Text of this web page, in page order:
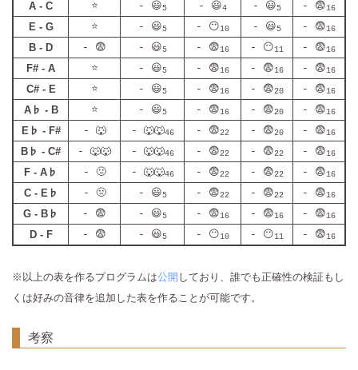
A - C ⭐ - 😃5 - 😃4 - 😃5 - 😨16
E - G ⭐ - 😃5 - 😶10 - 😃5 - 😨16
B - D - 😨 - 😃5 - 😨16 - 😶11 - 😨16
F# - A ⭐ - 😃5 - 😨16 - 😨16 - 😨16
C# - E ⭐ - 😃5 - 😨16 - 😨20 - 😨16
A♭ - B ⭐ - 😃5 - 😨16 - 😨20 - 😨16
E♭ - F# - 🐺 - 🐺🐺46 - 😨22 - 😨20 - 😨16
B♭ - C# - 🐺🐺 - 🐺🐺46 - 😨22 - 😨22 - 😨16
F - A♭ - 🤢 - 🐺🐺46 - 😨22 - 😨22 - 😨16
C - E♭ - 🤢 - 😃5 - 😨22 - 😨22 - 😨16
G - B♭ - 😨 - 😃5 - 😨16 - 😨16 - 😨16
D - F - 😨 - 😃5 - 😶10 - 😶11 - 😨16
※以上の表を作るプログラムは公開 しており、誰でも正確性の検証もし
くは好みの音律を追加した表を作ることが可能です。
考察